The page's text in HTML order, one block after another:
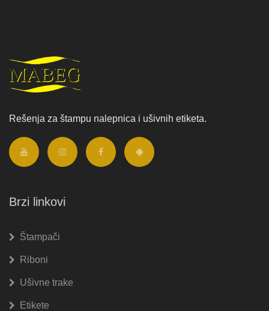
Rešenja za štampu nalepnica i ušivnih etiketa.
Brzi linkovi
Štampači
Riboni
Ušivne trake
Etikete